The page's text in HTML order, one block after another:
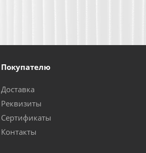
Покупателю
Доставка
Реквизиты
Сертификаты
Контакты